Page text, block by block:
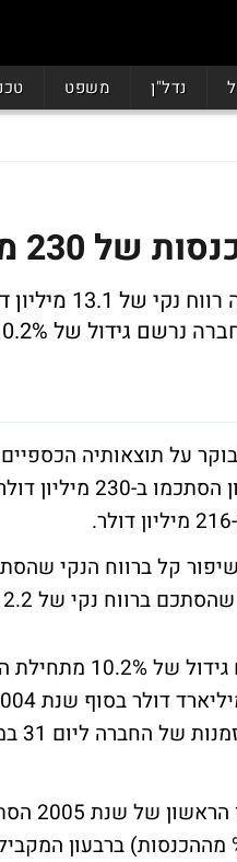
נדל"ן משפט
ד' ברבעון ה-1
נקי של 12.2 מיליון דולר.